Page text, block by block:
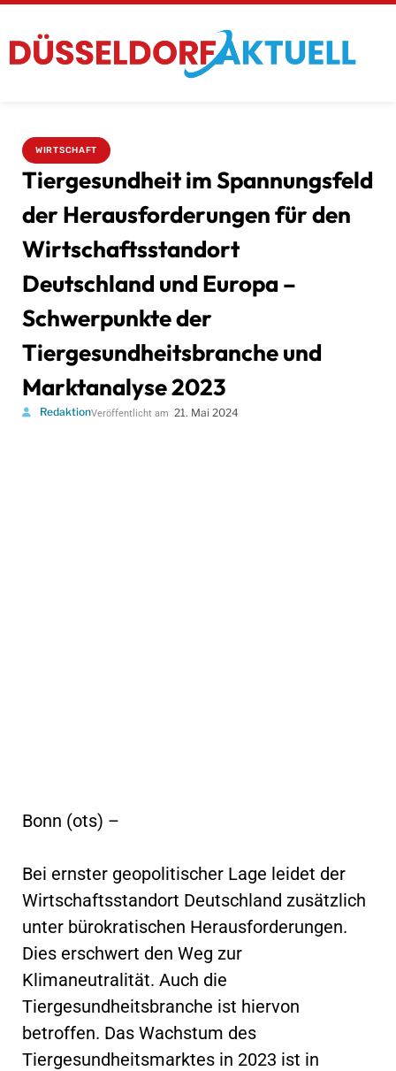
WIRTSCHAFT
Tiergesundheit im Spannungsfeld
der Herausforderungen für den
Wirtschaftsstandort
Deutschland und Europa –
Schwerpunkte der
Tiergesundheitsbranche und
Marktanalyse 2023
RedaktionVeröffentlicht am 21. Mai 2024
Bonn (ots) –
Bei ernster geopolitischer Lage leidet der
Wirtschaftsstandort Deutschland zusätzlich
unter bürokratischen Herausforderungen.
Dies erschwert den Weg zur
Klimaneutralität. Auch die
Tiergesundheitsbranche ist hiervon
betroffen. Das Wachstum des
Tiergesundheitsmarktes in 2023 ist in